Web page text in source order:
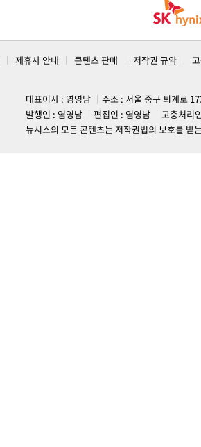
제휴사 안내 콘텐츠 판매 저작권 규약
대표이사 : 염영남
주소 : 서울 중구 퇴계로
발행인 : 염영남
편집인 : 염영남
고충처리
뉴시스의 모든 콘텐츠는 저작권법의 보호를